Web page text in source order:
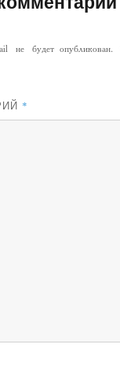
не будет опубликован.
*